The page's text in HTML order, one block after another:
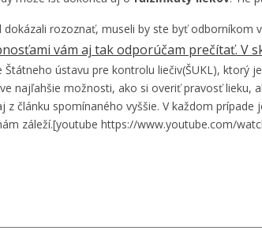
dokázali rozoznať, museli by ste byť odborníkom
vám aj tak odporúčam prečítať. V
ústavu pre kontrolu liečiv(ŠUKL),
najľahšie možnosti, ako si overiť pravosť
z článku spomínaného vyššie. V každom
záleží.[youtube https://www.youtube.com/